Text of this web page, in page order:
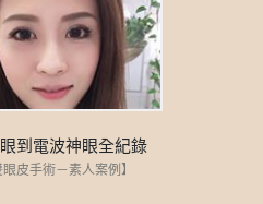
到電波神眼全紀錄
眼皮手術－素人案例】